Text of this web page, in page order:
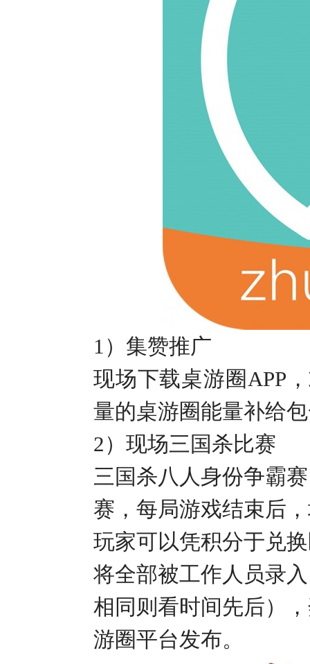
1） 集赞推广
现场下载桌游圈APP
量的桌游圈能量补给
2） 现场三国杀比赛
三国杀八人身份争霸
赛，每局游戏结束后
玩家可以凭积分于兑
将全部被工作人员录
相同则看时间先后）
游圈平台发布。